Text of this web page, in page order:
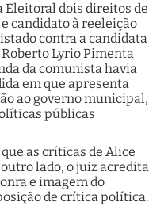
Eleitoral dois direitos de
candidato à reeleição
contra a candidata
Lyrio Pimenta
da comunista havia
em que apresenta
ao governo municipal,
públicas
as críticas de Alice
lado, o juiz acredita
e imagem do
de crítica política.